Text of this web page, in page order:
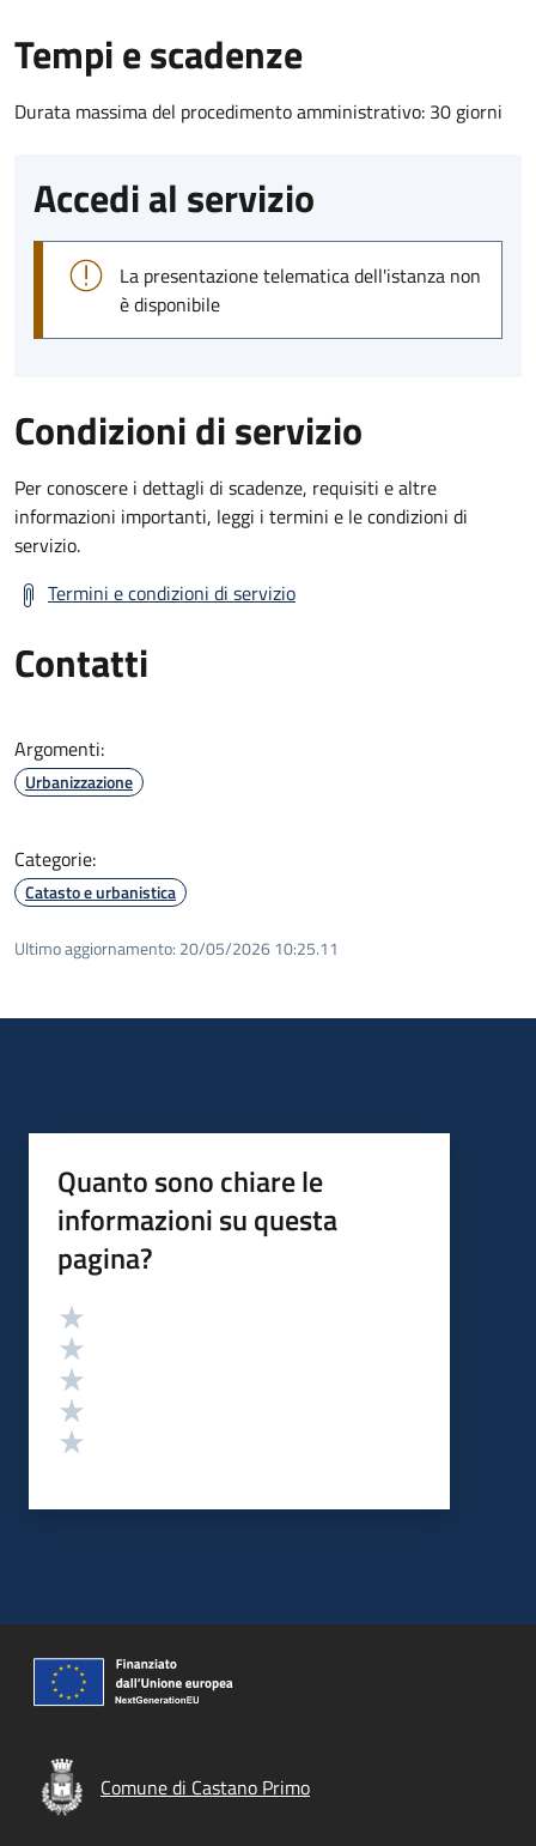
Tempi e scadenze
Durata massima del procedimento amministrativo: 30 giorni
Accedi al servizio
La presentazione telematica dell'istanza non
è disponibile
Condizioni di servizio
Per conoscere i dettagli di scadenze, requisiti e altre
informazioni importanti, leggi i termini e le condizioni di
servizio.
Termini e condizioni di servizio
Contatti
Argomenti:
Urbanizzazione
Categorie:
Catasto e urbanistica
Ultimo aggiornamento: 20/05/2026 10:25.11
Quanto sono chiare le
informazioni su questa
pagina?
Valutazione
Comune di Castano Primo